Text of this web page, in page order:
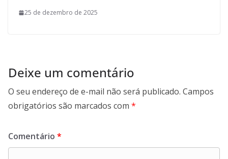
25 de dezembro de 2025
Deixe um comentário
O seu endereço de e-mail não será publicado. Campos
obrigatórios são marcados com *
Comentário *